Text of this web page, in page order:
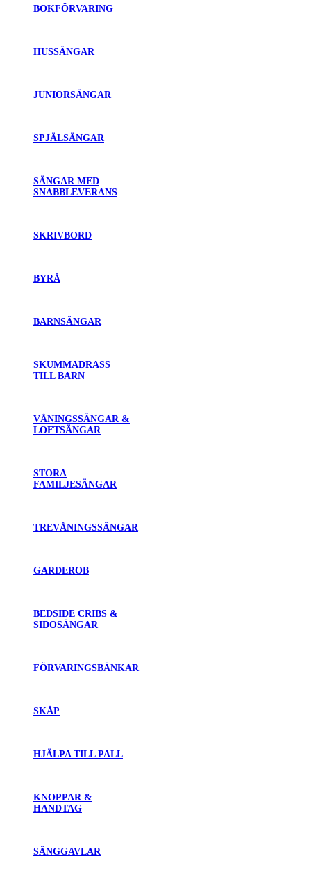
BOKFÖRVARING
HUSSÄNGAR
JUNIORSÄNGAR
SPJÄLSÄNGAR
SÄNGAR MED
SNABBLEVERANS
SKRIVBORD
BYRÅ
BARNSÄNGAR
SKUMMADRASS
TILL BARN
VÅNINGSSÄNGAR &
LOFTSÄNGAR
STORA
FAMILJESÄNGAR
TREVÅNINGSSÄNGAR
GARDEROB
BEDSIDE CRIBS &
SIDOSÄNGAR
FÖRVARINGSBÄNKAR
SKÅP
HJÄLPA TILL PALL
KNOPPAR &
HANDTAG
SÄNGGAVLAR